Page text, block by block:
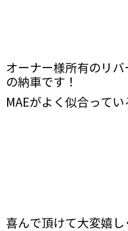
オーナー様所有のリ
の納車です！
MAEがよく似合って
喜んで頂けて大変嬉